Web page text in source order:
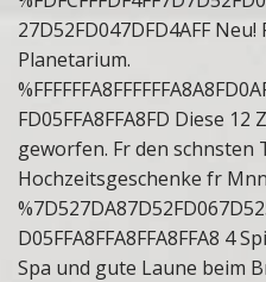
27D52FD047DFD4AFF
Planetarium.
FD05FFA8FFA8FD Diese
geworfen. Fr den schnsten
Hochzeitsgeschenke fr
D05FFA8FFA8FFA8FFA8 4
Spa und gute Laune beim